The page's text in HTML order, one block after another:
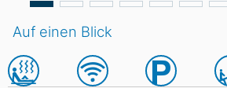
Auf einen Blick